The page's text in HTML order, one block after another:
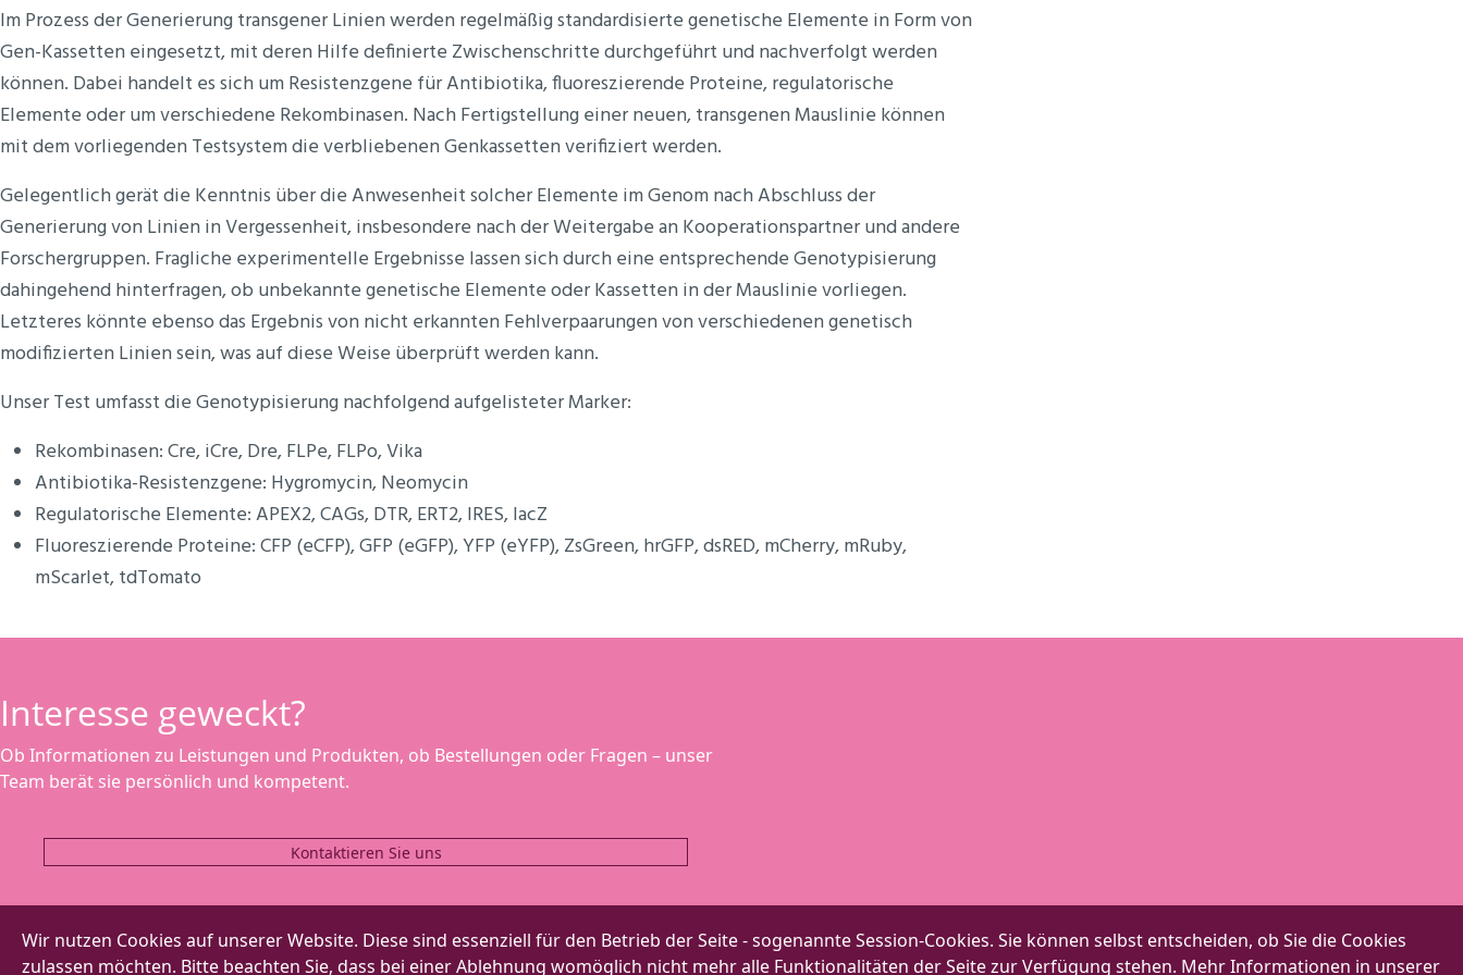
Im Prozess der Generierung transgener Linien werden regelmäßig standardisierte genetische Elemente in Form von
Gen-Kassetten eingesetzt, mit deren Hilfe definierte Zwischenschritte durchgeführt und nachverfolgt werden
können. Dabei handelt es sich um Resistenzgene für Antibiotika, fluoreszierende Proteine, regulatorische
Elemente oder um verschiedene Rekombinasen. Nach Fertigstellung einer neuen, transgenen Mauslinie können
mit dem vorliegenden Testsystem die verbliebenen Genkassetten verifiziert werden.
Gelegentlich gerät die Kenntnis über die Anwesenheit solcher Elemente im Genom nach Abschluss der
Generierung von Linien in Vergessenheit, insbesondere nach der Weitergabe an Kooperationspartner und andere
Forschergruppen. Fragliche experimentelle Ergebnisse lassen sich durch eine entsprechende Genotypisierung
dahingehend hinterfragen, ob unbekannte genetische Elemente oder Kassetten in der Mauslinie vorliegen.
Letzteres könnte ebenso das Ergebnis von nicht erkannten Fehlverpaarungen von verschiedenen genetisch
modifizierten Linien sein, was auf diese Weise überprüft werden kann.
Unser Test umfasst die Genotypisierung nachfolgend aufgelisteter Marker:
Rekombinasen: Cre, iCre, Dre, FLPe, FLPo, Vika
Antibiotika-Resistenzgene: Hygromycin, Neomycin
Regulatorische Elemente: APEX2, CAGs, DTR, ERT2, IRES, lacZ
Fluoreszierende Proteine: CFP (eCFP), GFP (eGFP), YFP (eYFP), ZsGreen, hrGFP, dsRED, mCherry, mRuby,
mScarlet, tdTomato
Interesse geweckt?
Ob Informationen zu Leistungen und Produkten, ob Bestellungen oder Fragen – unser
Team berät sie persönlich und kompetent.
Kontaktieren Sie uns
Wir nutzen Cookies auf unserer Website. Diese sind essenziell für den Betrieb der Seite - sogenannte Session-Cookies. Sie können selbst entscheiden, ob Sie die Cookies
zulassen möchten. Bitte beachten Sie, dass bei einer Ablehnung womöglich nicht mehr alle Funktionalitäten der Seite zur Verfügung stehen. Mehr Informationen in unserer